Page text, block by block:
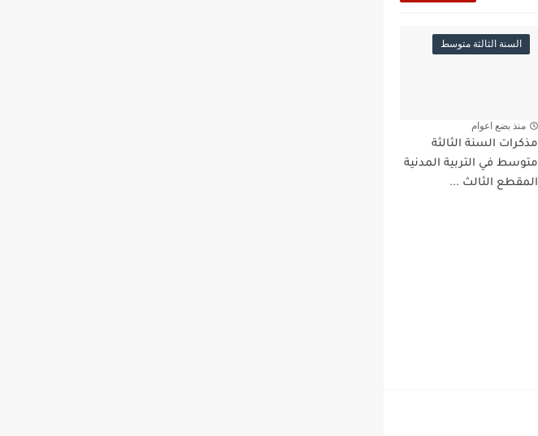
السنة الثالثة متوسط
منذ بضع اعوام
مذكرات السنة الثالثة
متوسط في التربية المدنية
المقطع الثالث ...